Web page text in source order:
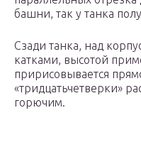
башни, так у танка
Сзади танка, над
катками, высотой
пририсовывается
«тридцатьчетверки»
горючим.